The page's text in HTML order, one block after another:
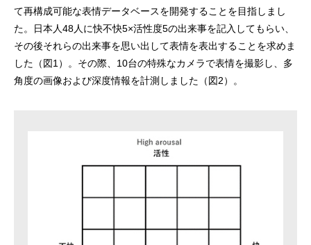
て再構成可能な表情データベースを開発することを目指しまし
た。日本人48人に快不快5×活性度5の出来事を記入してもらい、
その後それらの出来事を思い出して表情を表出することを求めま
した（図1）。その際、10台の特殊なカメラで表情を撮影し、多
角度の画像および深度情報を計測しました（図2）。